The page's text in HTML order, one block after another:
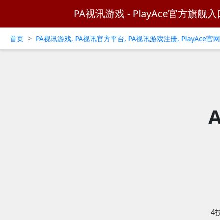
PA视讯游戏 - PlayAce官方旗舰入
首页 > PA视讯游戏, PA视讯官方平台, PA视讯游戏注册, PlayAce官
4